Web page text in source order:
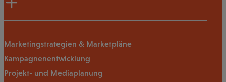
Marketingstrategien & Marketpläne
Kampagnenentwicklung
Projekt- und Mediaplanung